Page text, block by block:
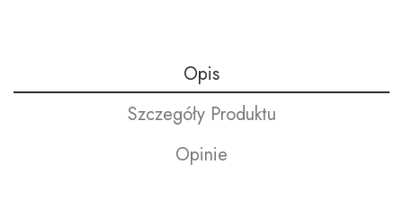
Opis
Szczegóły Produktu
Opinie